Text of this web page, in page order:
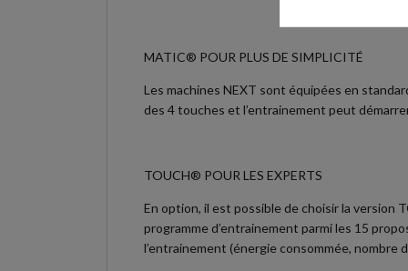
MATIC® POUR PLUS DE SIMPLICITÉ
Les machines NEXT sont équipées en
des 4 touches et l’entrainement peut
TOUCH® POUR LES EXPERTS
En option, il est possible de choisir la version
programme d’entrainement parmi les 15
l’entrainement (énergie consommée,